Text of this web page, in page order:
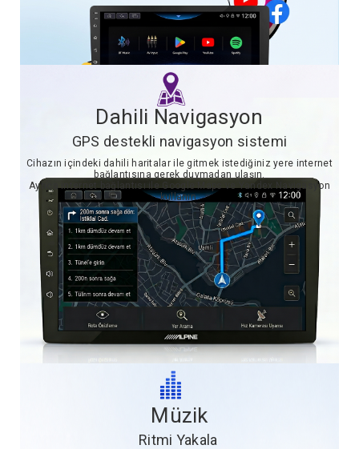
Dahili Navigasyon
GPS destekli navigasyon sistemi
Cihazın içindeki dahili haritalar ile gitmek istediğiniz yere internet
bağlantısına gerek duymadan ulaşın.
Ayrıca internet bağlantısı ile Google Maps ve Yandex Navigasyon
kullanın.
Müzik
Ritmi Yakala